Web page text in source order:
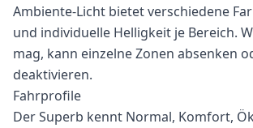
Ambiente-Licht bietet verschiedene
und individuelle Helligkeit je Bereich.
mag, kann einzelne Zonen absenken
deaktivieren.
Fahrprofile
Der Superb kennt Normal, Komfort,